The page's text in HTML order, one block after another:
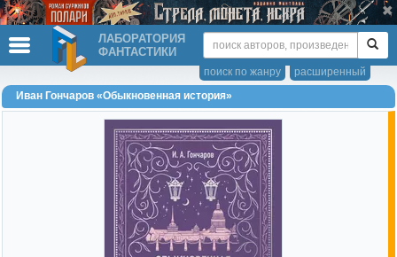
ЛАБОРАТОРИЯ
ФАНТАСТИКИ
расширенный
поиск по жанру
Иван Гончаров «Обыкновенная история»